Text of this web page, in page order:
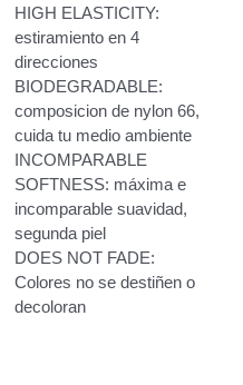
HIGH ELASTICITY:
estiramiento en 4
direcciones
BIODEGRADABLE:
composicion de nylon 66,
cuida tu medio ambiente
INCOMPARABLE
SOFTNESS: máxima e
incomparable suavidad,
segunda piel
DOES NOT FADE:
Colores no se destiñen o
decoloran